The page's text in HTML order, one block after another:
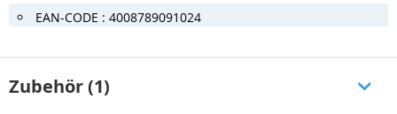
EAN-CODE : 4008789091024
Zubehör (1)